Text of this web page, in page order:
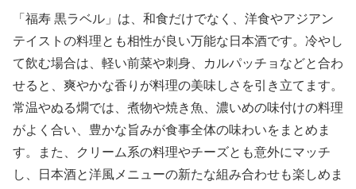
「福寿 黒ラベル」は、和食だけでなく、洋食やアジアン
テイストの料理とも相性が良い万能な日本酒です。冷やし
て飲む場合は、軽い前菜や刺身、カルパッチョなどと合わ
せると、爽やかな香りが料理の美味しさを引き立てます。
常温やぬる燗では、煮物や焼き魚、濃いめの味付けの料理
がよく合い、豊かな旨みが食事全体の味わいをまとめま
す。また、クリーム系の料理やチーズとも意外にマッチ
し、日本酒と洋風メニューの新たな組み合わせも楽しめま